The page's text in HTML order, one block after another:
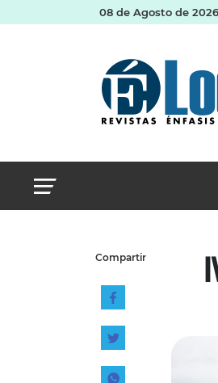
08 de Agosto de 2026
Compartir